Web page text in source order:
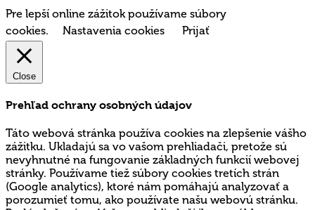
Pre lepší online zážitok používame súbory
cookies.
Nastavenia cookies Prijať
Close
Prehľad ochrany osobných údajov
Táto webová stránka používa cookies na zlepšenie vášho
zážitku. Ukladajú sa vo vašom prehliadači, pretože sú
nevyhnutné na fungovanie základných funkcií webovej
stránky. Používame tiež súbory cookies tretích strán
(Google analytics), ktoré nám pomáhajú analyzovať a
porozumieť tomu, ako používate našu webovú stránku.